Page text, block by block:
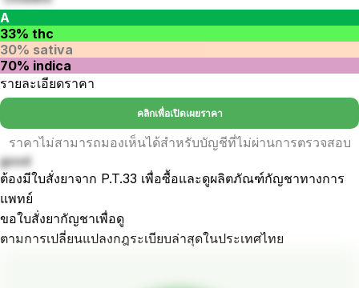
A
33% thc
30% sativa
70% indica
รายละเอียดราคา
คลิกเพื่อเปิดเผยราคา
ราคาไม่สามารถมองเห็นได้สำหรับบัญชีที่ไม่ผ่านการตรวจสอบ
good
ต้องมีใบสั่งยาจาก P.T.33 เพื่อซื้อและดูผลิตภัณฑ์กัญชาทางการ
แพทย์
ขอใบสั่งยากัญชาเพื่อดู
ตามการเปลี่ยนแปลงกฎระเบียบล่าสุดในประเทศไทย